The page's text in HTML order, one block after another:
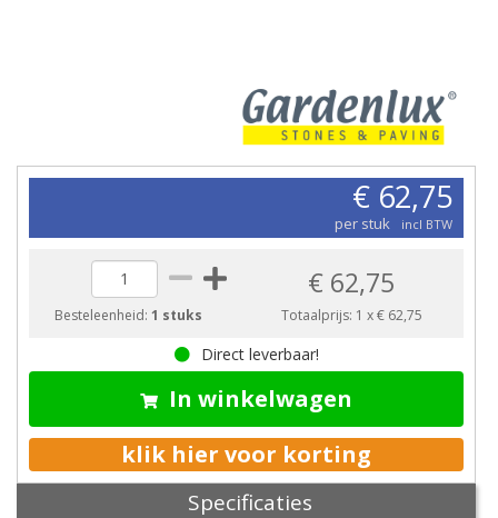
€ 62,75
per stuk incl BTW
Besteleenheid:1 stuks
€ 62,75
Totaalprijs: 1 x€ 62,75
Direct leverbaar!
In winkelwagen
klik hier voor korting
Specificaties